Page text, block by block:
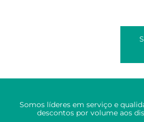
Somos líderes em serviço e
descontos por volume aos